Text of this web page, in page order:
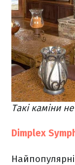
Такі каміни
Dimplex